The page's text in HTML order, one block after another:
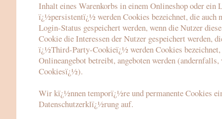
Inhalt eines Warenkorbs in einem Onlineshop oder
ï¿½persistentï¿½ werden Cookies bezeichnet, die auch
Login-Status gespeichert werden, wenn die Nutzer
Cookie die Interessen der Nutzer gespeichert werden,
ï¿½Third-Party-Cookieï¿½ werden Cookies
Onlineangebot betreibt, angeboten werden
Cookiesï¿½).
Wir kï¿½nnen temporï¿½re und permanente Cookies
Datenschutzerklï¿½rung auf.